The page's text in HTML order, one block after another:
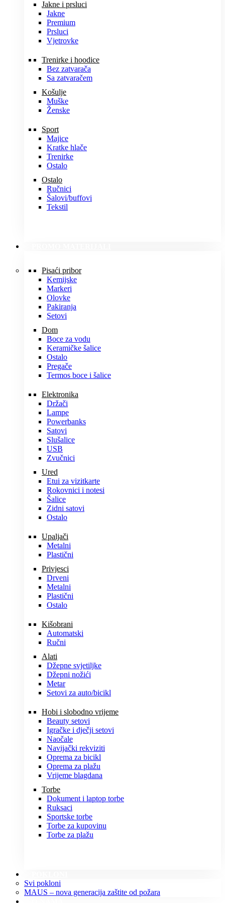
Jakne i prsluci
Jakne
Premium
Prsluci
Vjetrovke
Trenirke i hoodice
Bez zatvarača
Sa zatvaračem
Košulje
Muške
Ženske
Sport
Majice
Kratke hlače
Trenirke
Ostalo
Ostalo
Ručnici
Šalovi/buffovi
Tekstil
Pisaći pribor
Kemijske
Markeri
Olovke
Pakiranja
Setovi
Dom
Boce za vodu
Keramičke šalice
Ostalo
Pregače
Termos boce i šalice
Elektronika
Držači
Lampe
Powerbanks
Satovi
Slušalice
USB
Zvučnici
Ured
Etui za vizitkarte
Rokovnici i notesi
Šalice
Zidni satovi
Ostalo
Upaljači
Metalni
Plastični
Privjesci
Drveni
Metalni
Plastični
Ostalo
Kišobrani
Automatski
Ručni
Alati
Džepne svjetiljke
Džepni nožići
Metar
Setovi za auto/bicikl
Hobi i slobodno vrijeme
Beauty setovi
Igračke i dječji setovi
Naočale
Navijački rekviziti
Oprema za bicikl
Oprema za plažu
Vrijeme blagdana
Torbe
Dokument i laptop torbe
Ruksaci
Sportske torbe
Torbe za kupovinu
Torbe za plažu
Svi pokloni
MAUS – nova generacija zaštite od požara